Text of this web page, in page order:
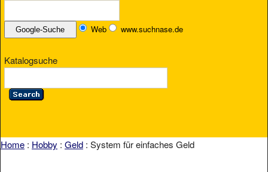
Web www.suchnase.de
Katalogsuche
Home : Hobby : Geld : System für einfaches Geld